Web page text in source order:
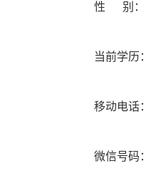
性 别：
当前学历：
移动电话：
微信号码：